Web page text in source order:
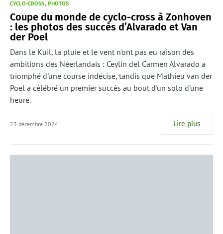
CYCLO-CROSS PHOTOS
Coupe du monde de cyclo-cross à Zonhoven
: les photos des succès d’Alvarado et Van
der Poel
Dans le Kuil, la pluie et le vent n'ont pas eu raison des
ambitions des Néerlandais : Ceylin del Carmen Alvarado a
triomphé d'une course indécise, tandis que Mathieu van der
Poel a célébré un premier succès au bout d'un solo d'une
heure.
23 décembre 2024 Lire plus